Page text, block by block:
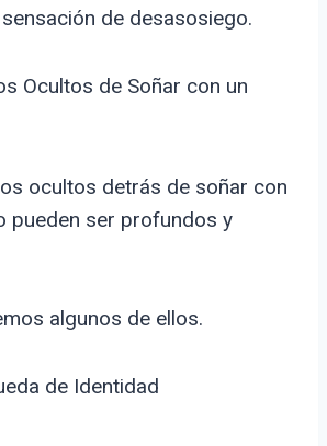
de desasosiego.
Ocultos de Soñar con un
ocultos detrás de soñar con
pueden ser profundos y
algunos de ellos.
de Identidad